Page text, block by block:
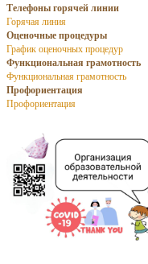
Телефоны горячей линии
Горячая линия
Оценочные процедуры
График оценочных процедур
Функциональная грамотность
Функциональная грамотность
Профориентация
Профориентация